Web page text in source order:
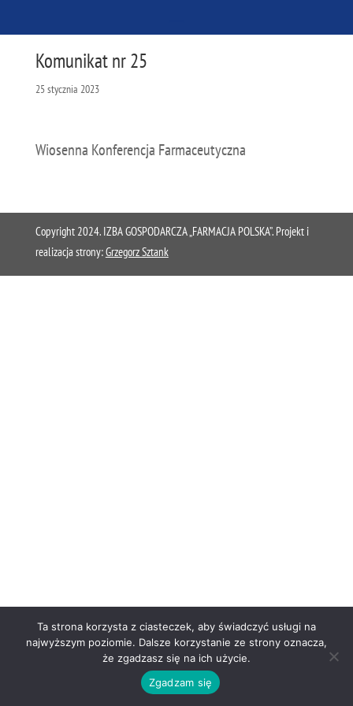
Komunikat nr 25
25 stycznia 2023
Wiosenna Konferencja Farmaceutyczna
Copyright 2024. IZBA GOSPODARCZA „FARMACJA POLSKA”. Projekt i
realizacja strony:Grzegorz Sztank
Ta strona korzysta z ciasteczek, aby świadczyć usługi na
najwyższym poziomie. Dalsze korzystanie ze strony oznacza,
że zgadzasz się na ich użycie.
Zgadzam się